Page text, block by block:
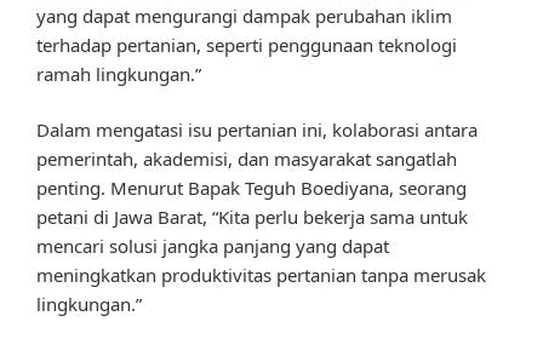
yang dapat mengurangi dampak perubahan iklim
terhadap pertanian, seperti penggunaan teknologi
ramah lingkungan.”
Dalam mengatasi isu pertanian ini, kolaborasi antara
pemerintah, akademisi, dan masyarakat sangatlah
penting. Menurut Bapak Teguh Boediyana, seorang
petani di Jawa Barat, “Kita perlu bekerja sama untuk
mencari solusi jangka panjang yang dapat
meningkatkan produktivitas pertanian tanpa merusak
lingkungan.”